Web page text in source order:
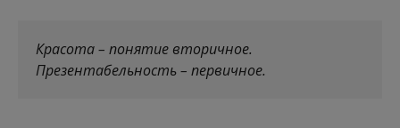
Красота – понятие вторичное.
Презентабельность – первичное.